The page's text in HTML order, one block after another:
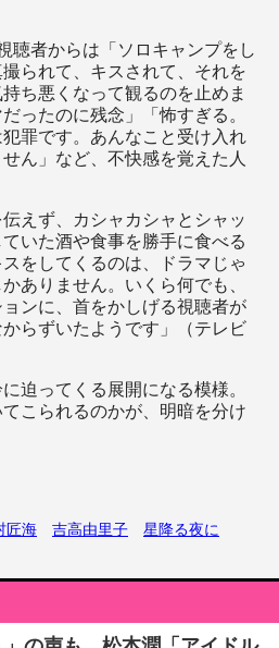
聴者からは「ソロキャンプをし
られて、キスされて、それを
ち悪くなって観るのを止めま
ったのに残念」「怖すぎる。
罪です。あんなこと受け入れ
ん」など、不快感を覚えた人
伝えず、カシャカシャとシャッ
いた酒や食事を勝手に食べる
をしてくるのは、ドラマじゃ
ありません。いくら何でも、
ンに、首をかしげる視聴者が
らずいたようです」（テレビ
迫ってくる展開になる模様。
こられるのかが、明暗を分け
匠海 吉高由里子 星降る夜に